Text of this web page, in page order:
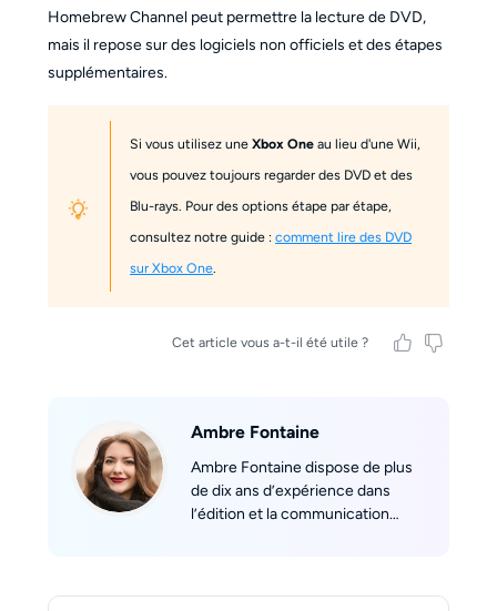
Homebrew Channel peut permettre la lecture de DVD,
mais il repose sur des logiciels non officiels et des étapes
supplémentaires.
Si vous utilisez uneXbox One au lieu d'une Wii,
vous pouvez toujours regarder des DVD et des
Blu-rays. Pour des options étape par étape,
consultez notre guide :comment lire des DVD
sur Xbox One.
Cet article vous a-t-il été utile ?
Ambre Fontaine
Ambre Fontaine dispose de plus
de dix ans d’expérience dans
l’édition et la communication